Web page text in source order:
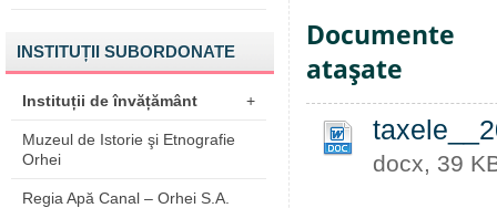
INSTITUȚII SUBORDONATE
Instituții de învățământ +
Muzeul de Istorie şi Etnografie
Orhei
Regia Apă Canal – Orhei S.A.
Documente
ataşate
docx, 39